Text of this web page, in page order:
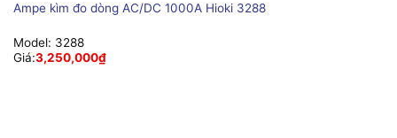
Ampe kìm đo dòng AC/DC 1000A Hioki 3288
Model: 3288
Giá:3,250,000₫